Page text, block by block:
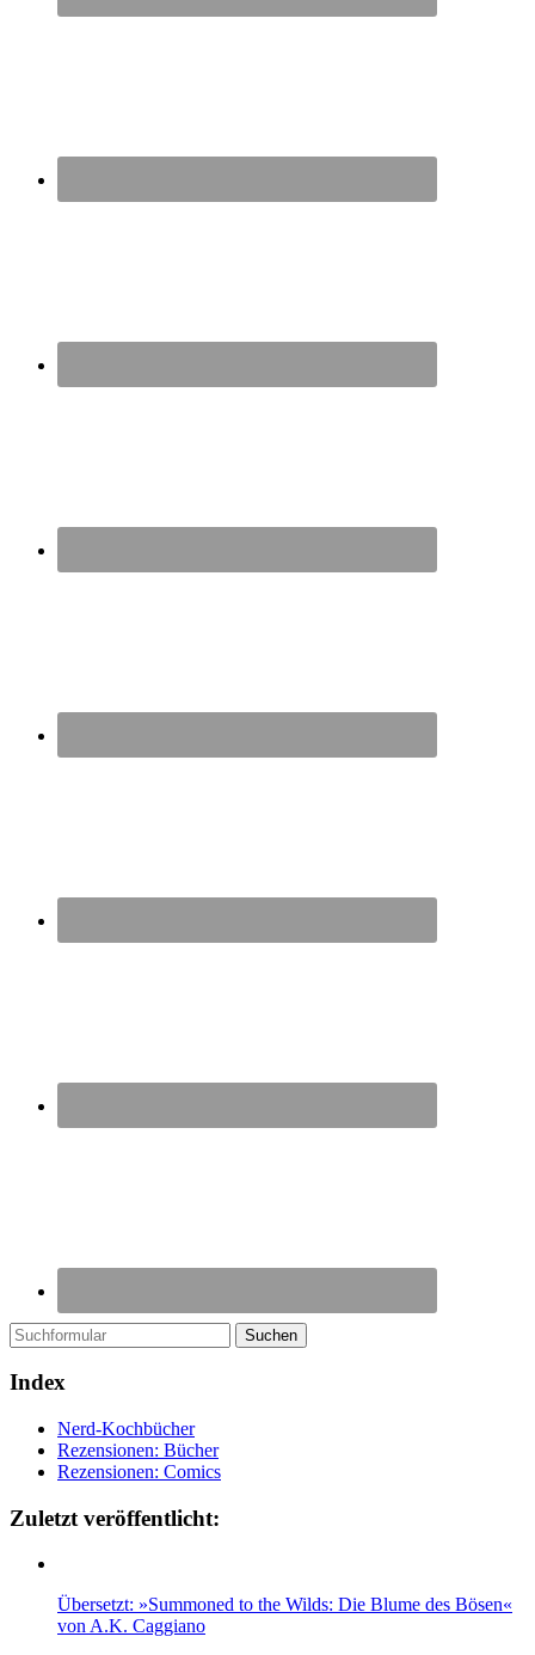
Suchen
Index
Nerd-Kochbücher
Rezensionen: Bücher
Rezensionen: Comics
Zuletzt veröffentlicht:
Übersetzt: »Summoned to the Wilds: Die Blume des Bösen«
von A.K. Caggiano